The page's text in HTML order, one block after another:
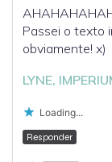
Passei o texto
obviamente! x)
LYNE,
Loading...
Responder